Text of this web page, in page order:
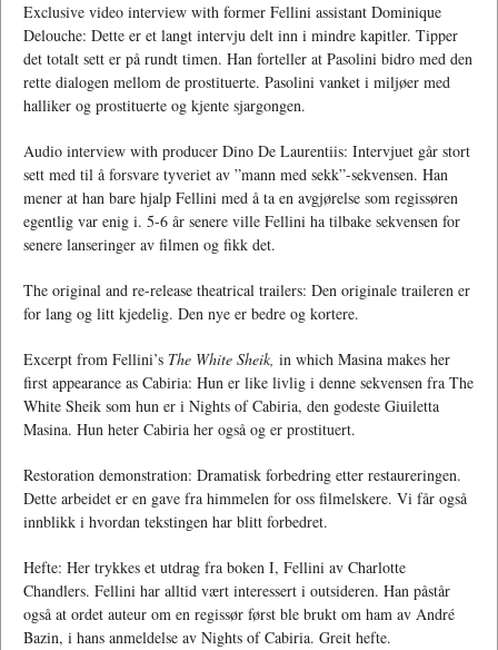
Exclusive video interview with former Fellini assistant Dominique
Delouche: Dette er et langt intervju delt inn i mindre kapitler. Tipper
det totalt sett er på rundt timen. Han forteller at Pasolini bidro med den
rette dialogen mellom de prostituerte. Pasolini vanket i miljøer med
halliker og prostituerte og kjente sjargongen.
Audio interview with producer Dino De Laurentiis: Intervjuet går stort
sett med til å forsvare tyveriet av ”mann med sekk”-sekvensen. Han
mener at han bare hjalp Fellini med å ta en avgjørelse som regissøren
egentlig var enig i. 5-6 år senere ville Fellini ha tilbake sekvensen for
senere lanseringer av filmen og fikk det.
The original and re-release theatrical trailers: Den originale traileren er
for lang og litt kjedelig. Den nye er bedre og kortere.
Excerpt from Fellini’s The White Sheik, in which Masina makes her
first appearance as Cabiria: Hun er like livlig i denne sekvensen fra The
White Sheik som hun er i Nights of Cabiria, den godeste Giuiletta
Masina. Hun heter Cabiria her også og er prostituert.
Restoration demonstration: Dramatisk forbedring etter restaureringen.
Dette arbeidet er en gave fra himmelen for oss filmelskere. Vi får også
innblikk i hvordan tekstingen har blitt forbedret.
Hefte: Her trykkes et utdrag fra boken I, Fellini av Charlotte
Chandlers. Fellini har alltid vært interessert i outsideren. Han påstår
også at ordet auteur om en regissør først ble brukt om ham av André
Bazin, i hans anmeldelse av Nights of Cabiria. Greit hefte.